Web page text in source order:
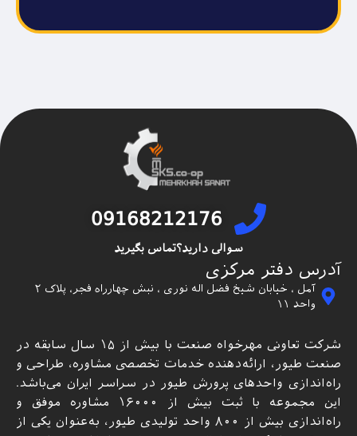
09168212176
سوالی دارید؟تماس بگیرید
آدرس دفتر مرکزی
آمل ، خیابان شیخ فضل اله نوری ، نبش چهارراه فجر، پلاک ۲
واحد ۱۱
شرکت تعاونی مهرخواه صنعت با بیش از ۱۵ سال سابقه در
صنعت طیور، ارائه‌دهنده خدمات تخصصی مشاوره، طراحی و
راه‌اندازی واحدهای پرورش طیور در سراسر ایران می‌باشد.
این مجموعه با ثبت بیش از ۱۶۰۰۰ مشاوره موفق و
راه‌اندازی بیش از ۸۰۰ واحد تولیدی طیور، به‌عنوان یکی از